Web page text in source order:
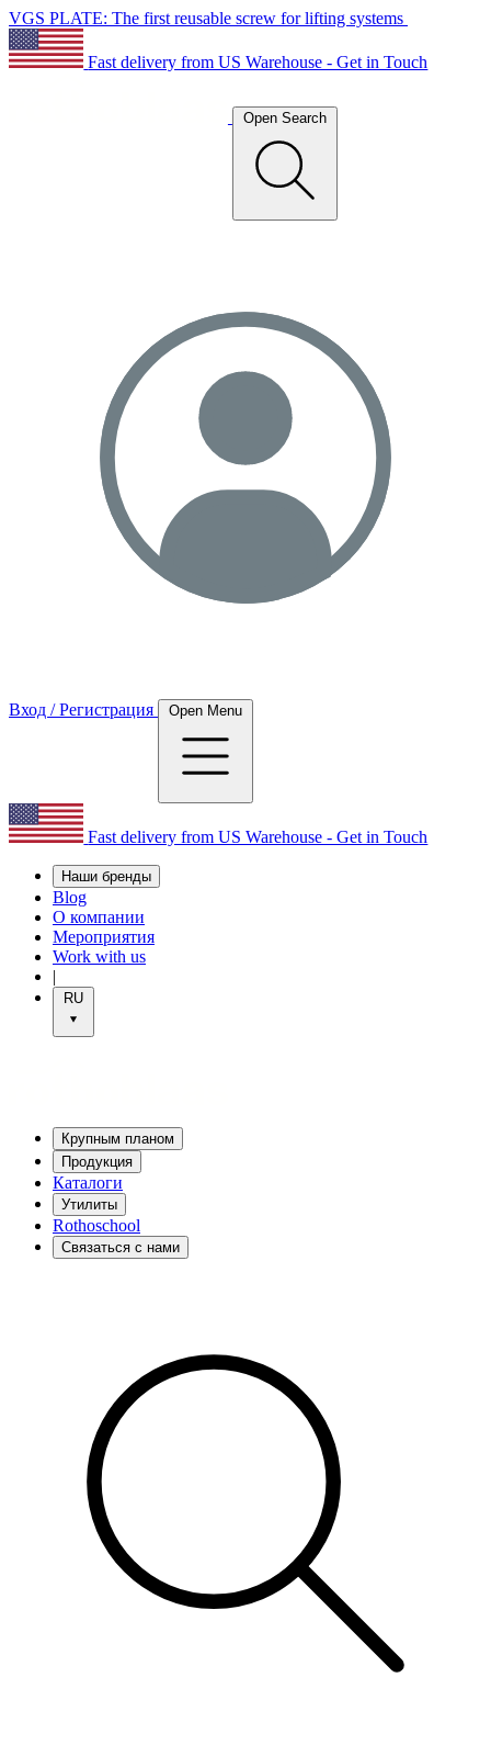
VGS PLATE: The first reusable screw for lifting systems
Fast delivery from US Warehouse - Get in Touch
Open Search
Вход / Регистрация Open Menu
Fast delivery from US Warehouse - Get in Touch
Наши бренды
Blog
О компании
Мероприятия
Work with us
|
RU
Крупным планом
Продукция
Каталоги
Утилиты
Rothoschool
Связаться с нами